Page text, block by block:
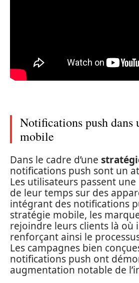
Notifications push dans
mobile
Dans le cadre d’une
notifications push sont un
Les utilisateurs passent
de leur temps sur des
intégrant des notifications
stratégie mobile, les
rejoindre leurs clients là où
renforçant ainsi le
Les campagnes bien
notifications push ont
augmentation notable de